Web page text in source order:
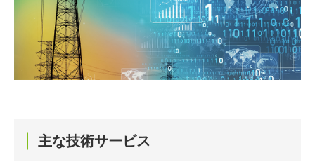
主な技術サービス